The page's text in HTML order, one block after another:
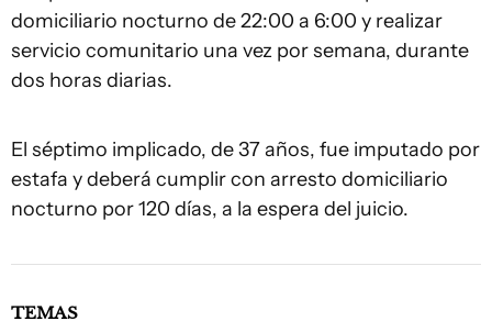
domiciliario nocturno de 22:00 a 6:00 y realizar
servicio comunitario una vez por semana, durante
dos horas diarias.
El séptimo implicado, de 37 años, fue imputado por
estafa y deberá cumplir con arresto domiciliario
nocturno por 120 días, a la espera del juicio.
TEMAS